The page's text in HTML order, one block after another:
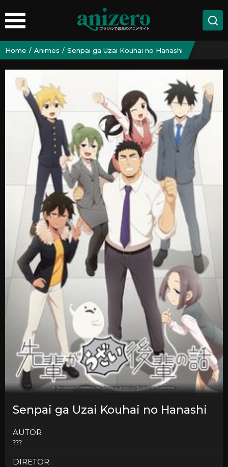
Home Animes Senpai ga Uzai Kouhai no Hanashi
Senpai ga Uzai Kouhai no Hanashi
AUTOR
???
DIRETOR